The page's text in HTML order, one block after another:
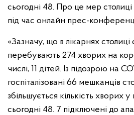
сьогодні 48. Про це мер столиці
під час онлайн прес-
«Зазначу, що в лікарнях столиці
перебувають 274 хворих на
числі, 11 дітей. Із підозрою на
госпіталізовані 66 мешканців
збільшується кількість хворих
сьогодні 48. 7 підключені до